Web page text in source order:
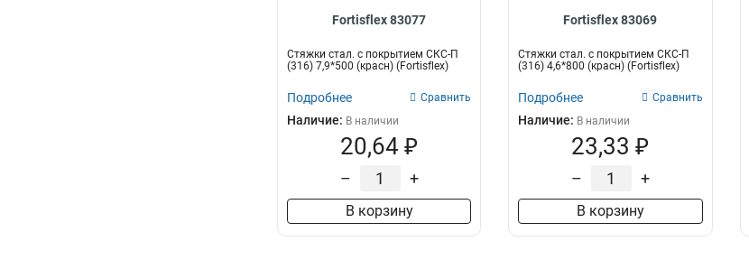
Fortisflex 83077
Стяжки стал. с покрытием СКС-П
(316) 7,9*500 (красн) (Fortisflex)
Подробнее Сравнить
Наличие: В наличии
20,64 ₽
– +
В корзину
Fortisflex 83069
Стяжки стал. с покрытием СКС-П
(316) 4,6*800 (красн) (Fortisflex)
Подробнее Сравнить
Наличие: В наличии
23,33 ₽
– +
В корзину